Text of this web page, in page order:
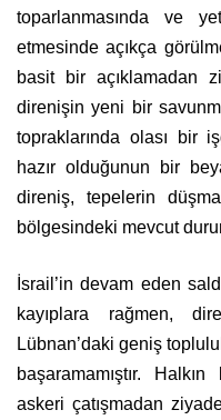
toparlanmasında ve
etmesinde açıkça
basit bir açıklamadan
direnişin yeni bir
topraklarında olası bir
hazır olduğunun bir
direniş, tepelerin
bölgesindeki mevcut
İsrail’in devam eden
kayıplara rağmen,
Lübnan’daki geniş
başaramamıştır.
askeri çatışmadan